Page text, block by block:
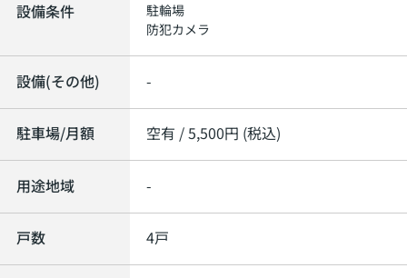
設備条件
駐輪場
防犯カメラ
設備(その他) -
駐車場/月額 空有 / 5,500円 (税込)
用途地域 -
戸数 4戸